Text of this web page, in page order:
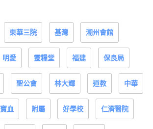
東華三院 基灣 潮州會館
明愛 靈糧堂 福建 保良局
聖公會 林大輝 道教 中華
寶血 附屬 好學校 仁濟醫院